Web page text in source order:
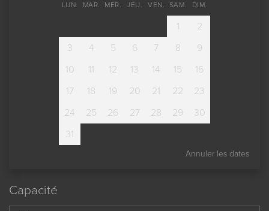
LUN. MAR. MER. JEU. VEN. SAM. DIM.
1
2
3
4 5 6 7 8
9
10
11 12 13 14 15
16
17
18 19 20 21 22
23
24
25 26 27 28 29
30
31
Annuler les dates
Capacité